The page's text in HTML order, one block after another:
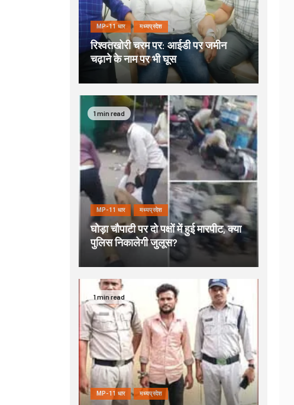
MP-11 धार मध्यप्रदेश
रिश्वतखोरी चरम पर: आईडी पर जमीन
चढ़ाने के नाम पर भी घूस
1 min read
MP-11 धार मध्यप्रदेश
घोड़ा चौपाटी पर दो पक्षों में हुई मारपीट, क्या
पुलिस निकालेगी जुलूस?
1 min read
MP-11 धार मध्यप्रदेश